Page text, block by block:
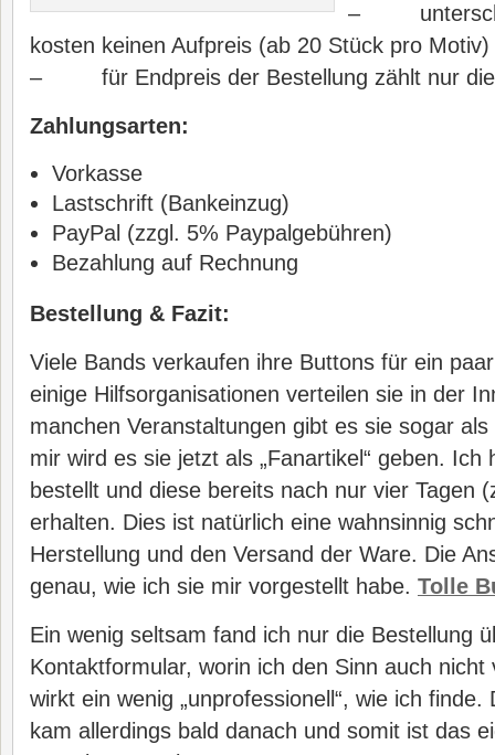
–
kosten keinen Aufpreis (ab 20 Stück pro Motiv)
– für Endpreis der Bestellung zählt nur die
Zahlungsarten:
Vorkasse
Lastschrift (Bankeinzug)
PayPal (zzgl. 5% Paypalgebühren)
Bezahlung auf Rechnung
Bestellung & Fazit:
Viele Bands verkaufen ihre Buttons für ein
einige Hilfsorganisationen verteilen sie in der
manchen Veranstaltungen gibt es sie sogar
mir wird es sie jetzt als „Fanartikel“ geben. Ich
bestellt und diese bereits nach nur vier Tagen
erhalten. Dies ist natürlich eine wahnsinnig
Herstellung und den Versand der Ware. Die
genau, wie ich sie mir vorgestellt habe. Tolle
Ein wenig seltsam fand ich nur die Bestellung
Kontaktformular, worin ich den Sinn auch nicht
wirkt ein wenig „unprofessionell“, wie ich finde.
kam allerdings bald danach und somit ist das